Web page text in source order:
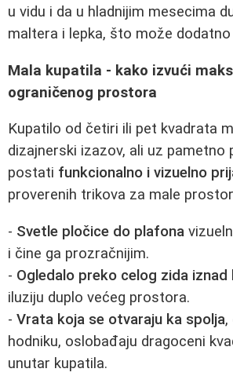
u vidu i da u hladnijim mesecima
maltera i lepka, što može
Mala kupatila - kako izvući
ograničenog prostora
Kupatilo od četiri ili pet kvadrata
dizajnerski izazov, ali uz pametno
postati funkcionalno i vizuelno
proverenih trikova za male
- Svetle pločice do plafona
i čine ga prozračnijim.
- Ogledalo preko celog zida iznad
iluziju duplo većeg prostora.
- Vrata koja se otvaraju ka spolja,
hodniku, oslobađaju dragoceni
unutar kupatila.